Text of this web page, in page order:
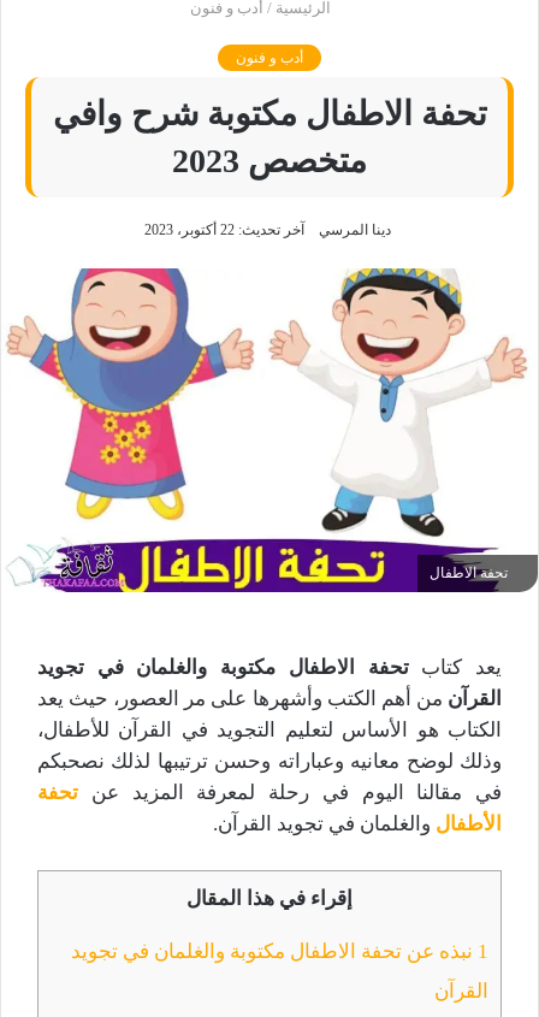
الرئيسية / أدب و فنون
أدب و فنون
تحفة الاطفال مكتوبة شرح وافي
متخصص 2023
دينا المرسي آخر تحديث: 22 أكتوبر، 2023
تحفة الاطفال
يعد كتاب تحفة الاطفال مكتوبة والغلمان في تجويد
القرآن من أهم الكتب وأشهرها على مر العصور، حيث يعد
الكتاب هو الأساس لتعليم التجويد في القرآن للأطفال،
وذلك لوضح معانيه وعباراته وحسن ترتيبها لذلك نصحبكم
في مقالنا اليوم في رحلة لمعرفة المزيد عن تحفة
الأطفال والغلمان في تجويد القرآن.
إقراء في هذا المقال
1 نبذه عن تحفة الاطفال مكتوبة والغلمان في تجويد
القرآن